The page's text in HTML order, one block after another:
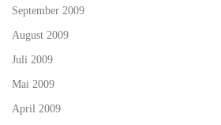
September 2009
August 2009
Juli 2009
Mai 2009
April 2009